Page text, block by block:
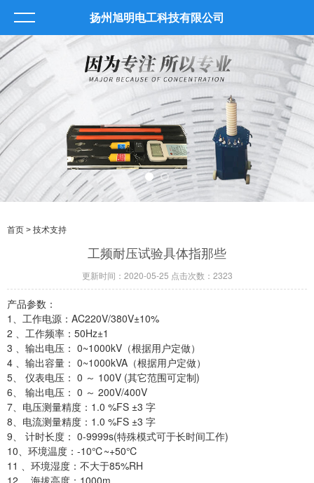
扬州旭明电工科技有限公司
首页 > 技术支持
工频耐压试验具体指那些
更新时间：2020-05-25 点击次数：2323
产品参数：
1、工作电源：AC220V/380V±10%
2 、工作频率：50Hz±1
3 、输出电压： 0~1000kV（根据用户定做）
4 、输出容量： 0~1000kVA（根据用户定做）
5、 仪表电压： 0 ～ 100V (其它范围可定制)
6、 输出电压： 0 ～ 200V/400V
7、电压测量精度：1.0 %FS ±3 字
8、电流测量精度：1.0 %FS ±3 字
9、 计时长度： 0-9999s(特殊模式可于长时间工作)
10、环境温度：-10℃~+50℃
11 、环境湿度：不大于85%RH
12 、海拔高度：1000m